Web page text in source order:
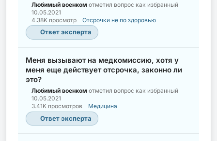
Любимый военком отметил вопрос как избранный
10.05.2021
4.38K просмотр
Отсрочки не по здоровью
Ответ эксперта
Меня вызывают на медкомиссию, хотя у
меня еще действует отсрочка, законно ли
это?
Любимый военком отметил вопрос как избранный
10.05.2021
3.41K просмотров
Медицина
Ответ эксперта